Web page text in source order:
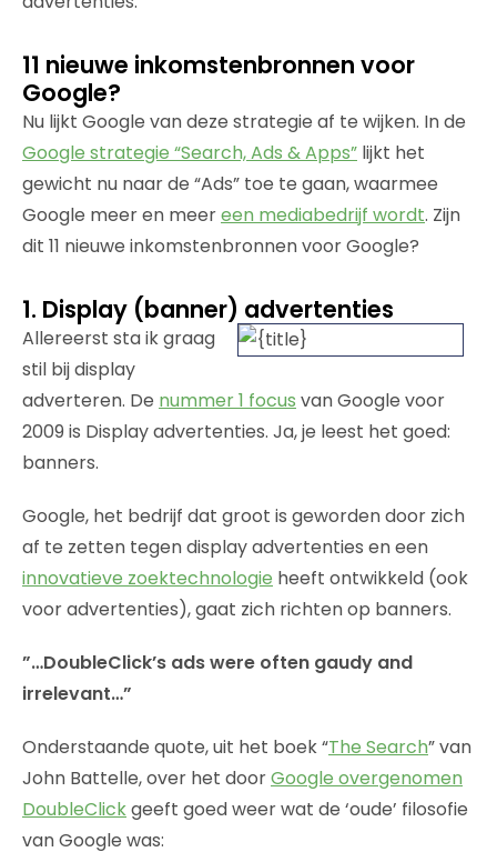
11 nieuwe inkomstenbronnen voor
Google?
Nu lijkt Google van deze strategie af te wijken. In de
Google strategie “Search, Ads & Apps” lijkt het
gewicht nu naar de “Ads” toe te gaan, waarmee
Google meer en meereen mediabedrijf wordt. Zijn
dit 11 nieuwe inkomstenbronnen voor Google?
1. Display (banner) advertenties
Allereerst sta ik graag
stil bij display
adverteren. De nummer 1 focus van Google voor
2009 is Display advertenties. Ja, je leest het goed:
banners.
Google, het bedrijf dat groot is geworden door zich
af te zetten tegen display advertenties en een
innovatieve zoektechnologie heeft ontwikkeld (ook
voor advertenties), gaat zich richten op banners.
”…DoubleClick’s ads were often gaudy and
irrelevant…”
Onderstaande quote, uit het boek “The Search” van
John Battelle, over het doorGoogle overgenomen
DoubleClickgeeft goed weer wat de ‘oude’ filosofie
van Google was: